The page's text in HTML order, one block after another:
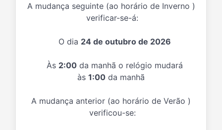
A mudança seguinte (ao horário de Inverno )
verificar-se-á:
O dia 24 de outubro de 2026
Às 2:00 da manhã o relógio mudará
às 1:00 da manhã
A mudança anterior (ao horário de Verão )
verificou-se: